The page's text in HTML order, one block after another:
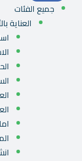
جميع الفئات
العناية